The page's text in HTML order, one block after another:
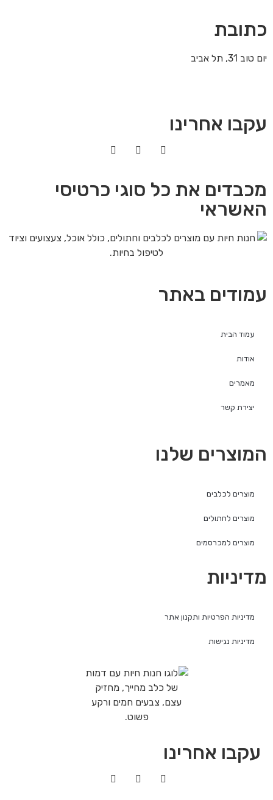
כתובת
יום טוב 31, תל אביב
עקבו אחרינו
מכבדים את כל סוגי כרטיסי
האשראי
עמודים באתר
עמוד הבית
אודות
מאמרים
יצירת קשר
המוצרים שלנו
מוצרים לכלבים
מוצרים לחתולים
מוצרים למכרסמים
מדיניות
מדיניות הפרטיות ותקנון אתר
מדיניות נגישות
עקבו אחרינו